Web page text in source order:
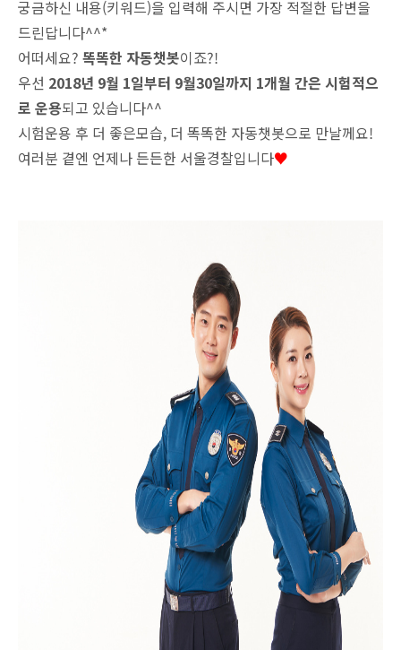
궁금하신 내용(키워드)을 입력해 주시면 가장 적절한 답변을
드린답니다^^*
어떠세요? 똑똑한 자동챗봇이죠?!
우선 2018년 9월 1일부터 9월30일까지 1개월 간은 시험적으
로 운용되고 있습니다^^
시험운용 후 더 좋은모습, 더 똑똑한 자동챗봇으로 만날께요!
여러분 곁엔 언제나 든든한 서울경찰입니다♥